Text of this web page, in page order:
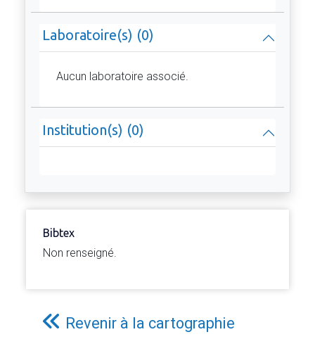
Laboratoire(s) (0)
Aucun laboratoire associé.
Institution(s) (0)
Bibtex
Non renseigné.
Revenir à la cartographie